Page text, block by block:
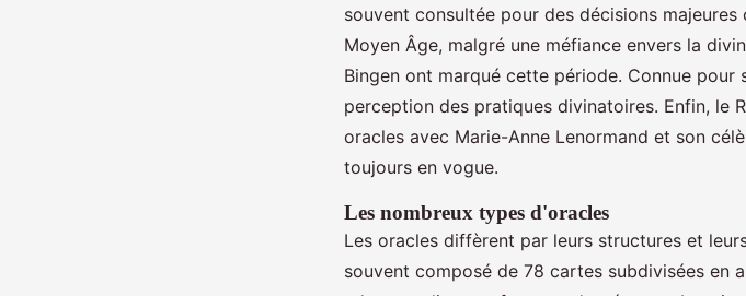
souvent consultée pour des décisions
Moyen Âge, malgré une méfiance envers la
Bingen ont marqué cette période. Connue pour
perception des pratiques divinatoires. Enfin, le
oracles avec Marie-Anne Lenormand et son
toujours en vogue.
Les nombreux types d'oracles
Les oracles diffèrent par leurs structures et
souvent composé de 78 cartes subdivisées en